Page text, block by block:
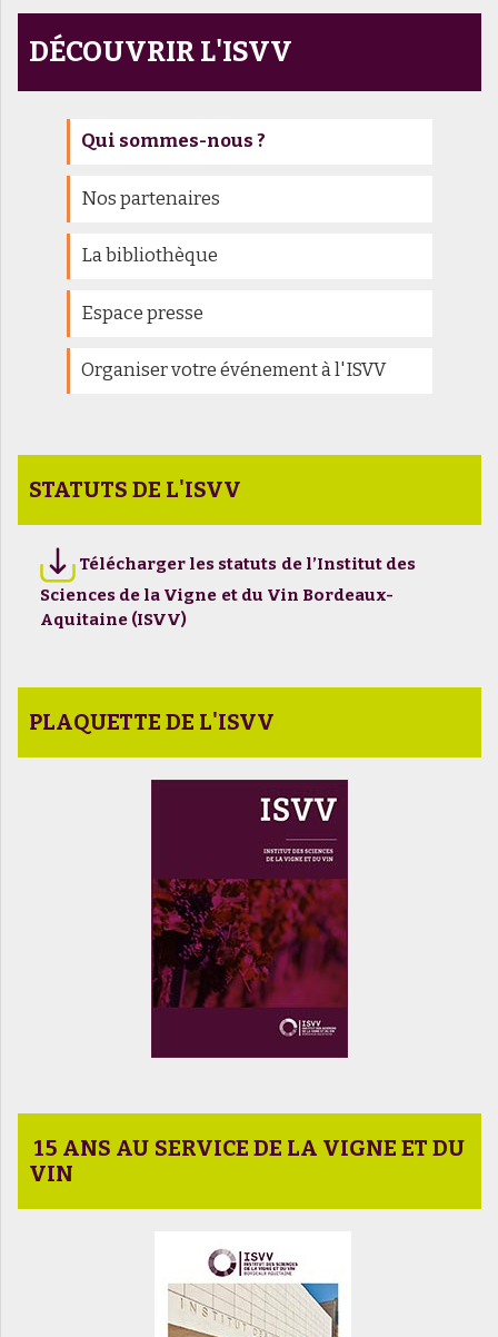
DÉCOUVRIR L'ISVV
Qui sommes-nous ?
Nos partenaires
La bibliothèque
Espace presse
Organiser votre événement à l'ISVV
STATUTS DE L'ISVV
Télécharger les statuts de l’Institut des
Sciences de la Vigne et du Vin Bordeaux-
Aquitaine (ISVV)
PLAQUETTE DE L'ISVV
15 ANS AU SERVICE DE LA VIGNE ET DU
VIN